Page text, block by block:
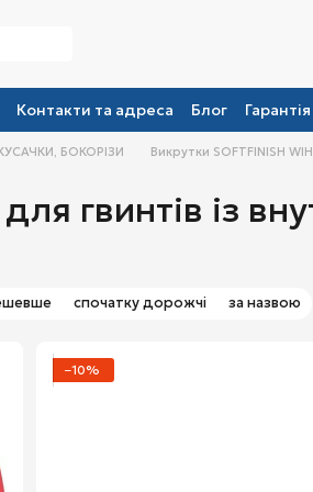
Контакти та адреса Блог
БОКОРІЗИ
Викрутки SOFTFINISH
гвинтів із
спочатку дорожчі за назвою
−10%